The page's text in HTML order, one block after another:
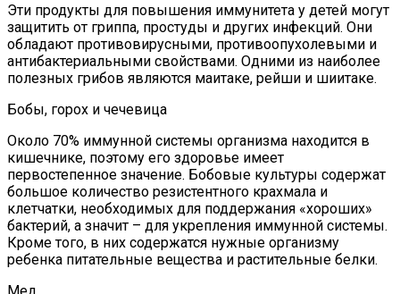
Эти продукты для повышения иммунитета у детей могут
защитить от гриппа, простуды и других инфекций. Они
обладают противовирусными, противоопухолевыми и
антибактериальными свойствами. Одними из наиболее
полезных грибов являются маитаке, рейши и шиитаке.
Бобы, горох и чечевица
Около 70% иммунной системы организма находится в
кишечнике, поэтому его здоровье имеет
первостепенное значение. Бобовые культуры содержат
большое количество резистентного крахмала и
клетчатки, необходимых для поддержания «хороших»
бактерий, а значит – для укрепления иммунной системы.
Кроме того, в них содержатся нужные организму
ребенка питательные вещества и растительные белки.
Мед